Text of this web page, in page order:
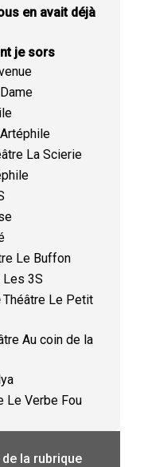
en avait déjà
je sors
La Scierie
Le Buffon
3S
Théâtre Le Petit
Au coin de la
Le Verbe Fou
la rubrique